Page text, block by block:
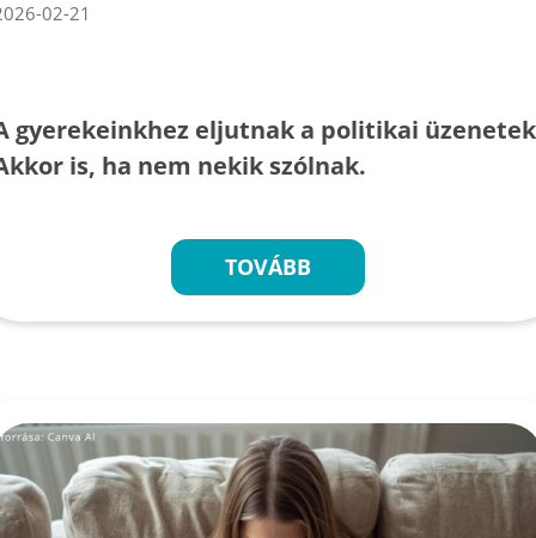
02-21
gyerekeinkhez eljutnak a politikai
is, ha nem nekik szólnak.
TOVÁBB